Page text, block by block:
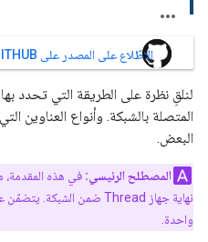
الاطّلاع على المصدر على GITHUB
المتصلة بالشبكة. وأنواع العناوين
البعض.
المصطلح الرئيسي: في هذه
واحدة.